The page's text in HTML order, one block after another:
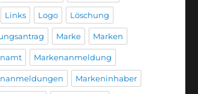
Links Logo Löschung
Marke Marken
Markenanmeldung
Markeninhaber